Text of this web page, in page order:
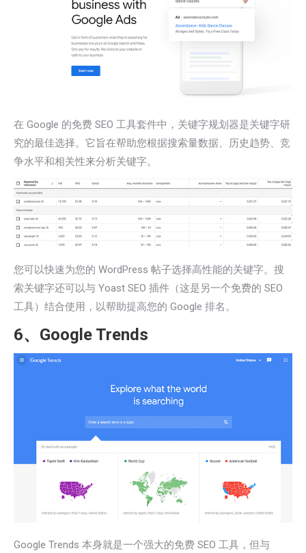
在 Google 的免费 SEO 工具套件中，关键字规划器是关键字研
究的最佳选择。它旨在帮助您根据搜索量数据、历史趋势、竞
争水平和相关性来分析关键字。
您可以快速为您的 WordPress 帖子选择高性能的关键字。搜
索关键字还可以与 Yoast SEO 插件（这是另一个免费的 SEO
工具）结合使用，以帮助提高您的 Google 排名。
6、Google Trends
Google Trends 本身就是一个强大的免费 SEO 工具，但与